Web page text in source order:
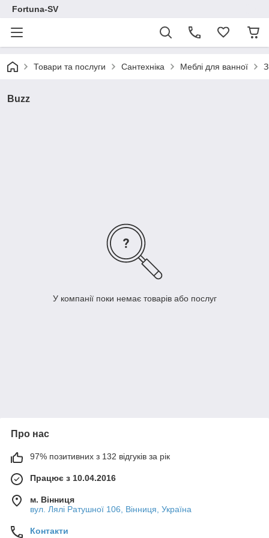
Fortuna-SV
Товари та послуги Сантехніка Меблі для ванної
Buzz
У компанії поки немає товарів або послуг
Про нас
97% позитивних з 132 відгуків за рік
Працює з 10.04.2016
м. Вінниця
вул. Лялі Ратушної 106, Вінниця, Україна
Контакти